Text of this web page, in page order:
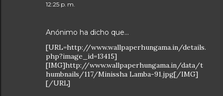
12:25 p. m.
Anónimo ha dicho que…
[URL=http://www.wallpaperhungama.in/details.
php?image_id=13415]
[IMG]http://www.wallpaperhungama.in/data/t
humbnails/117/Minissha Lamba-91.jpg[/IMG]
[/URL]